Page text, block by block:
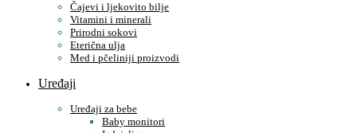
Čajevi i ljekovito bilje
Vitamini i minerali
Prirodni sokovi
Eterična ulja
Med i pčeliniji proizvodi
Uređaji
Uređaji za bebe
Baby monitori